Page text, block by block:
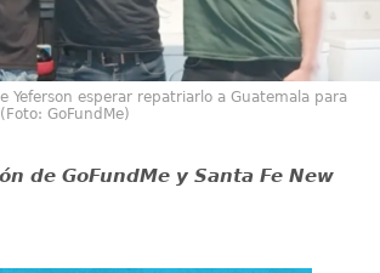
Yeferson esperar repatriarlo a Guatemala para
GoFundMe)
de GoFundMe y Santa Fe New